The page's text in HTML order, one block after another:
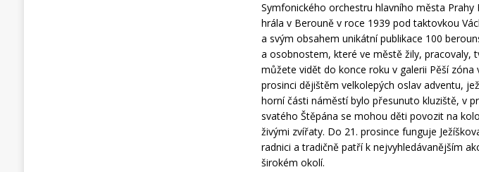
Symfonického orchestru hlavního města
hrála v Berouně v roce 1939 pod taktovkou
a svým obsahem unikátní publikace 100
a osobnostem, které ve městě žily, pracovaly,
můžete vidět do konce roku v galerii Pěší
prosinci dějištěm velkolepých oslav adventu,
horní části náměstí bylo přesunuto kluziště, v
svatého Štěpána se mohou děti povozit na
živými zvířaty. Do 21. prosince funguje
radnici a tradičně patří k nejvyhledávanějším
širokém okolí.